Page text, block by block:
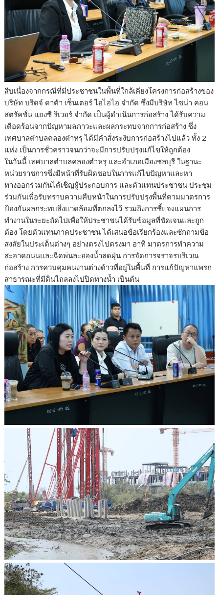
สืบเนื่องจากกรณีที่มีประชาชนในพื้นที่ใกล้เคียงโครงการก่อสร้างของ
บริษัท บริดจ์ ดาต้า เซ็นเตอร์ ไอไอไอ จำกัด ซึ่งมีบริษัท ไซน่า คอน
สตรัคชั่น แยงซี ริเวอร์ จำกัด เป็นผู้ดำเนินการก่อสร้าง ได้รับความ
เดือดร้อนจากปัญหามลภาวะและผลกระทบจากการก่อสร้าง ซึ่ง
เทศบาลตำบลคลองตำหรุ ได้มีคำสั่งระงับการก่อสร้างไปแล้ว ทั้ง 2
แห่ง เป็นการชั่วคราวจนกว่าจะมีการปรับปรุงแก้ไขให้ถูกต้อง
ในวันนี้ เทศบาลตำบลคลองตำหรุ และอำเภอเมืองชลบุรี ในฐานะ
หน่วยราชการซึ่งมีหน้าที่รับผิดชอบในการแก้ไขปัญหาและหา
ทางออกร่วมกันได้เชิญผู้ประกอบการ และตัวแทนประชาชน ประชุม
ร่วมกันเพื่อรับทราบความคืบหน้าในการปรับปรุงพื้นที่ตามมาตรการ
ป้องกันผลกระทบสิ่งแวดล้อมที่ตกลงไว้ รวมถึงการชี้แจงแผนการ
ทำงานในระยะถัดไปเพื่อให้ประชาชนได้รับข้อมูลที่ชัดเจนและถูก
ต้อง โดยตัวแทนภาคประชาชน ได้เสนอข้อเรียกร้องและซักถามข้อ
สงสัยในประเด็นต่างๆ อย่างตรงไปตรงมา อาทิ มาตรการทำความ
สะอาดถนนและฉีดพ่นละอองน้ำลดฝุ่น การจัดการจราจรบริเวณ
ก่อสร้าง การควบคุมคนงานต่างด้าวที่อยู่ในพื้นที่ การแก้ปัญหาแพรก
สาธารณะที่มีดินไถลลงไปปิดทางน้ำ เป็นต้น